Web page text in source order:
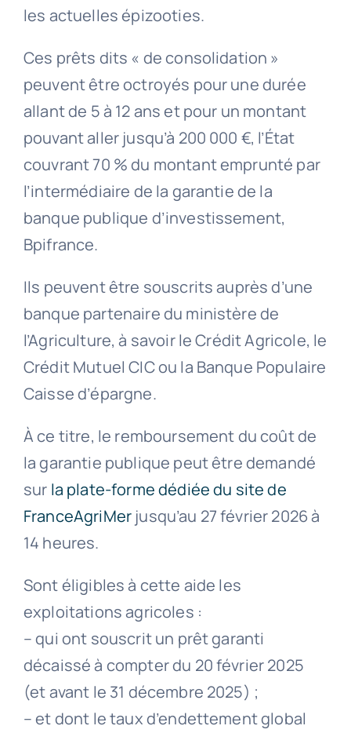
les actuelles épizooties.
Ces prêts dits « de consolidation »
peuvent être octroyés pour une durée
allant de 5 à 12 ans et pour un montant
pouvant aller jusqu’à 200 000 €, l’État
couvrant 70 % du montant emprunté par
l’intermédiaire de la garantie de la
banque publique d’investissement,
Bpifrance.
Ils peuvent être souscrits auprès d’une
banque partenaire du ministère de
l’Agriculture, à savoir le Crédit Agricole, le
Crédit Mutuel CIC ou la Banque Populaire
Caisse d’épargne.
À ce titre, le remboursement du coût de
la garantie publique peut être demandé
sur la plate-forme dédiée du site de
FranceAgriMer jusqu’au 27 février 2026 à
14 heures.
Sont éligibles à cette aide les
exploitations agricoles :
– qui ont souscrit un prêt garanti
décaissé à compter du 20 février 2025
(et avant le 31 décembre 2025) ;
– et dont le taux d’endettement global